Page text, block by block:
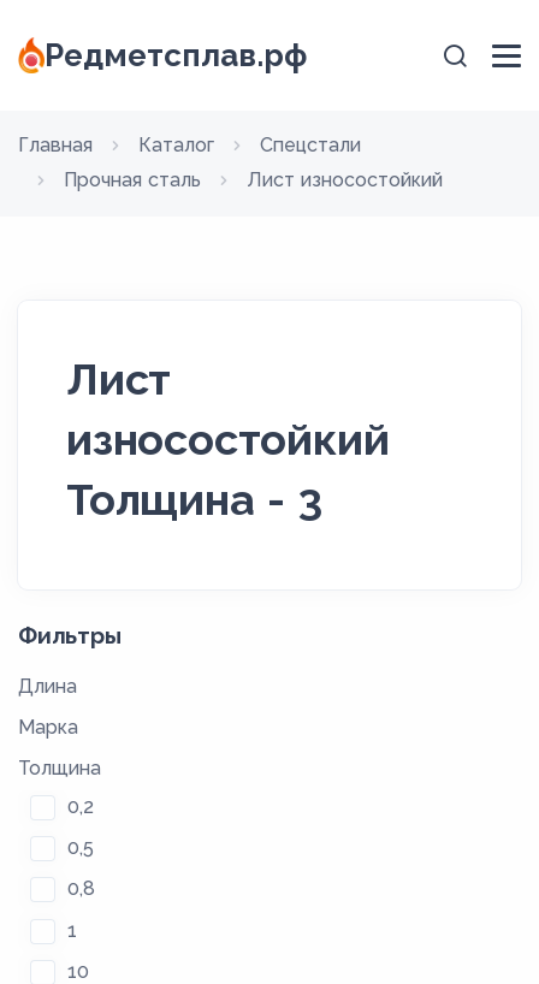
Редметсплав.рф
Главная Каталог
Спецстали
Прочная сталь
Лист износостойкий
Лист
износостойкий
Толщина - 3
Фильтры
Длина
Марка
Толщина
0,2
0,5
0,8
1
10